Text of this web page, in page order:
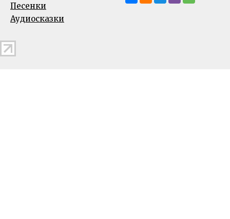
Песенки
Аудиосказки